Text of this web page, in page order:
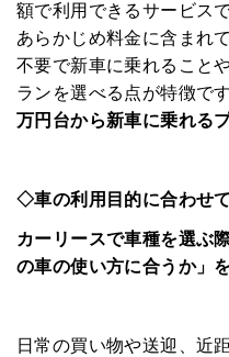
額で利用できるサービス
あらかじめ料金に含まれ
不要で新車に乗れること
ランを選べる点が特徴で
万円台から新車に乗れる
◇車の利用目的に合わせ
カーリースで車種を選ぶ
の車の使い方に合うか」
日常の買い物や送迎、近